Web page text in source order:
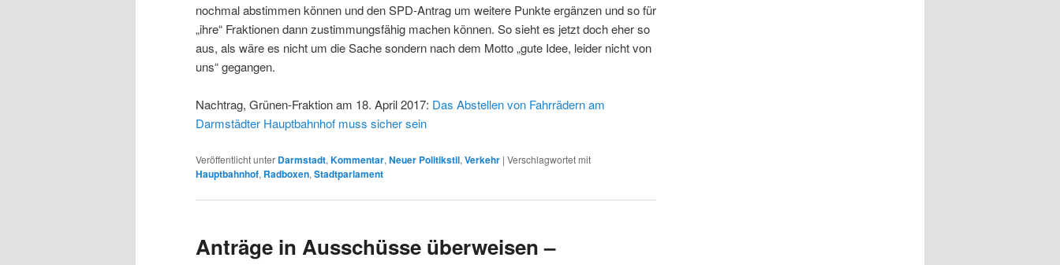
nochmal abstimmen können und den SPD-Antrag um weitere Punkte ergänzen und so für
„ihre“ Fraktionen dann zustimmungsfähig machen können. So sieht es jetzt doch eher so
aus, als wäre es nicht um die Sache sondern nach dem Motto „gute Idee, leider nicht von
uns“ gegangen.
Nachtrag, Grünen-Fraktion am 18. April 2017: Das Abstellen von Fahrrädern am
Darmstädter Hauptbahnhof muss sicher sein
Veröffentlicht unter Darmstadt, Kommentar, Neuer Politikstil, Verkehr | Verschlagwortet mit
Hauptbahnhof, Radboxen, Stadtparlament
Anträge in Ausschüsse überweisen –